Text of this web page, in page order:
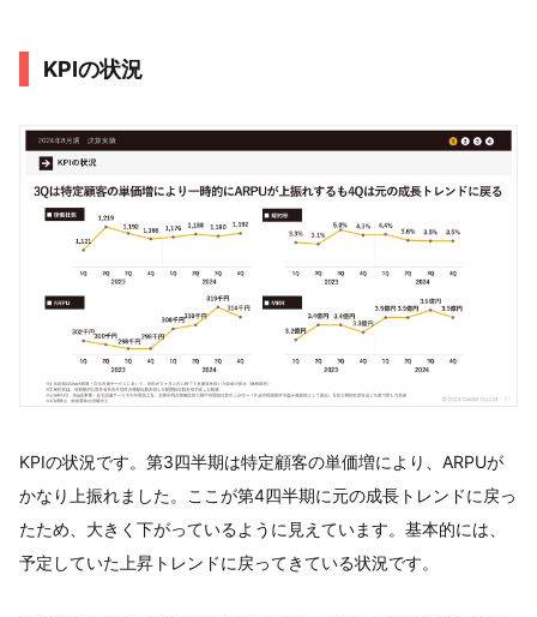
KPIの状況
KPIの状況です。第3四半期は特定顧客の単価増により、ARPUが
かなり上振れました。ここが第4四半期に元の成長トレンドに戻っ
たため、大きく下がっているように見えています。基本的には、
予定していた上昇トレンドに戻ってきている状況です。